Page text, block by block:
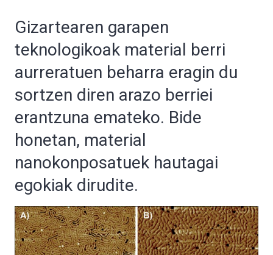
Gizartearen garapen
teknologikoak material berri
aurreratuen beharra eragin du
sortzen diren arazo berriei
erantzuna emateko. Bide
honetan, material
nanokonposatuek hautagai
egokiak dirudite.